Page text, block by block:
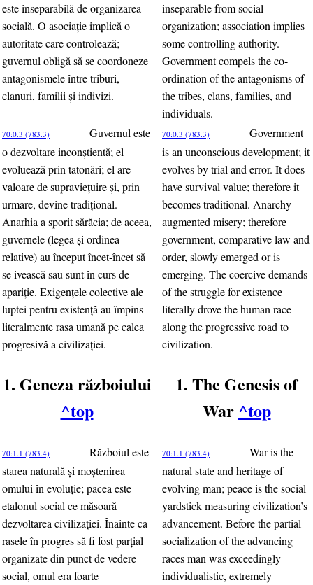
este inseparabilă de organizarea
socială. O asociaţie implică o
autoritate care controlează;
guvernul obligă să se coordoneze
antagonismele între triburi,
clanuri, familii şi indivizi.
inseparable from social
organization; association implies
some controlling authority.
Government compels the co-
ordination of the antagonisms of
the tribes, clans, families, and
individuals.
70:0.3 (783.3)
Guvernul este
o dezvoltare inconştientă; el
evoluează prin tatonări; el are
valoare de supravieţuire şi, prin
urmare, devine tradiţional.
Anarhia a sporit sărăcia; de aceea,
guvernele (legea şi ordinea
relative) au început încet-încet să
se ivească sau sunt în curs de
apariţie. Exigenţele colective ale
luptei pentru existenţă au împins
literalmente rasa umană pe calea
progresivă a civilizaţiei.
70:0.3 (783.3)
Government
is an unconscious development; it
evolves by trial and error. It does
have survival value; therefore it
becomes traditional. Anarchy
augmented misery; therefore
government, comparative law and
order, slowly emerged or is
emerging. The coercive demands
of the struggle for existence
literally drove the human race
along the progressive road to
civilization.
1. Geneza războiului
^top
1. The Genesis of
War ^top
70:1.1 (783.4)
Războiul este
starea naturală şi moştenirea
omului în evoluţie; pacea este
etalonul social ce măsoară
dezvoltarea civilizaţiei. Înainte ca
rasele în progres să fi fost parţial
organizate din punct de vedere
social, omul era foarte
70:1.1 (783.4)
War is the
natural state and heritage of
evolving man; peace is the social
yardstick measuring civilization’s
advancement. Before the partial
socialization of the advancing
races man was exceedingly
individualistic, extremely